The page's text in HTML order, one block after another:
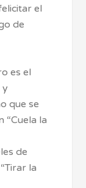
el
de
es el
y
que se
“Cuela la
de
la